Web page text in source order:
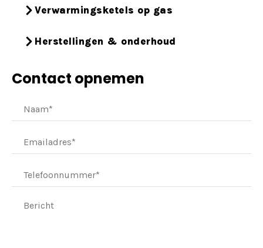
Verwarmingsketels op gas
Herstellingen & onderhoud
Contact opnemen